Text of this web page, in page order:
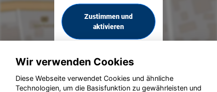
Zustimmen und
aktivieren
Wir verwenden Cookies
Diese Webseite verwendet Cookies und ähnliche
Technologien, um die Basisfunktion zu gewährleisten und